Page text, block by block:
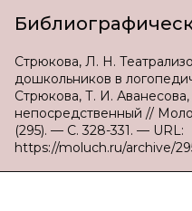
Стрюкова, Л. Н.
дошкольников в
Стрюкова, Т. И.
непосредственный //
(295). — С. 328-331. — URL:
https://moluch.ru/archive/